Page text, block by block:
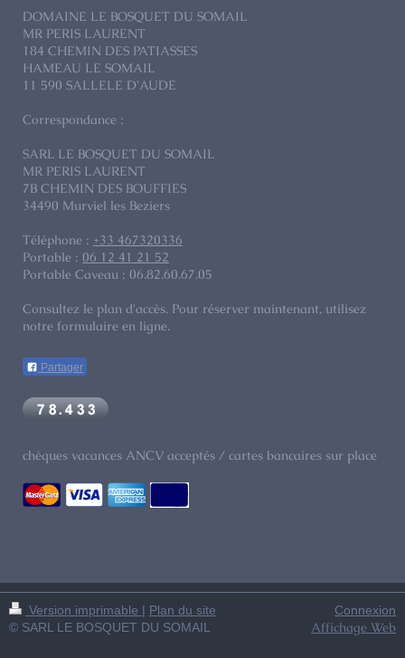
DOMAINE LE BOSQUET DU SOMAIL
MR PERIS LAURENT
184 CHEMIN DES PATIASSES
HAMEAU LE SOMAIL
11 590 SALLELE D'AUDE
Correspondance :
SARL LE BOSQUET DU SOMAIL
MR PERIS LAURENT
7B CHEMIN DES BOUFFIES
34490 Murviel les Beziers
Téléphone : +33 467320336
Portable : 06 12 41 21 52
Portable Caveau : 06.82.60.67.05
Consultez le plan d'accès. Pour réserver maintenant, utilisez
notre formulaire en ligne.
Partager
chèques vacances ANCV acceptés / cartes bancaires sur place
Version imprimable | Plan du site
© SARL LE BOSQUET DU SOMAIL
Connexion
Affichage Web